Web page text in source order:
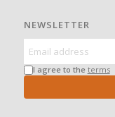
NEWSLETTER
I agree to the terms